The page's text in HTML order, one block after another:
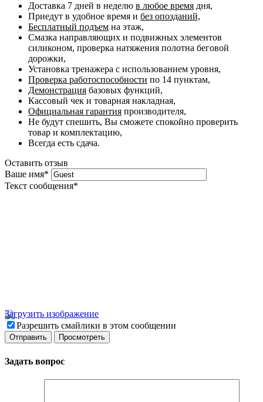
Доставка 7 дней в неделю в любое время дня,
Приедут в удобное время и без опозданий,
Бесплатный подъем на этаж,
Смазка направляющих и подвижных элементов
силиконом, проверка натяжения полотна беговой
дорожки,
Установка тренажера с использованием уровня,
Проверка работоспособности по 14 пунктам,
Демонстрация базовых функций,
Кассовый чек и товарная накладная,
Официальная гарантия производителя,
Не будут спешить, Вы сможете спокойно проверить
товар и комплектацию,
Всегда есть сдача.
Оставить отзыв
Ваше имя*
Текст сообщения*
Загрузить изображение
Разрешить смайлики в этом сообщении
Задать вопрос